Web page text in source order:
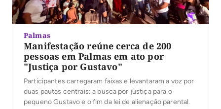
Palmas
Manifestação reúne cerca de 200
pessoas em Palmas em ato por
"Justiça por Gustavo"
Participantes carregaram faixas e levantaram a voz por
duas pautas centrais: a busca por justiça para o
pequeno Gustavo e o fim da lei de alienação parental.